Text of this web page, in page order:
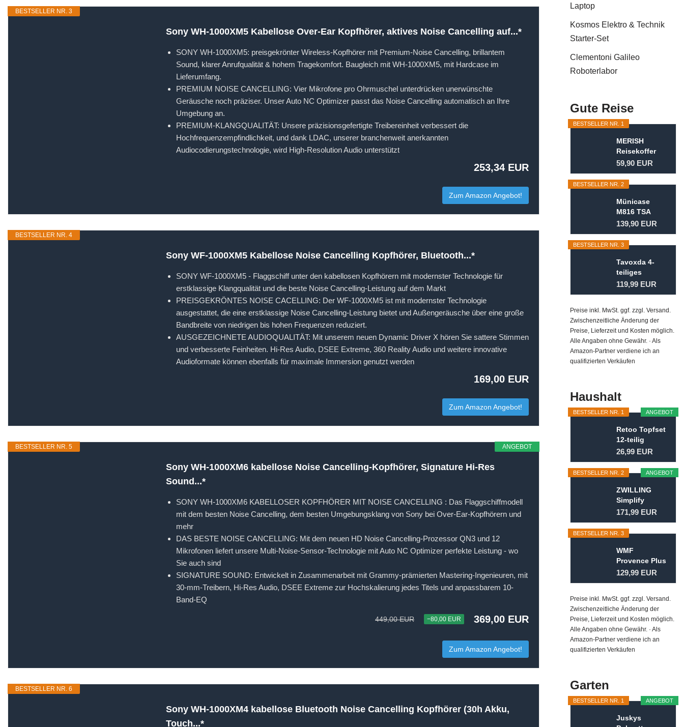
BESTSELLER NR. 3
Sony WH-1000XM5 Kabellose Over-Ear Kopfhörer, aktives Noise Cancelling auf...*
SONY WH-1000XM5: preisgekrönter Wireless-Kopfhörer mit Premium-Noise Cancelling, brillantem
Sound, klarer Anrufqualität & hohem Tragekomfort. Baugleich mit WH-1000XM5, mit Hardcase im
Lieferumfang.
PREMIUM NOISE CANCELLING: Vier Mikrofone pro Ohrmuschel unterdrücken unerwünschte
Geräusche noch präziser. Unser Auto NC Optimizer passt das Noise Cancelling automatisch an Ihre
Umgebung an.
PREMIUM-KLANGQUALITÄT: Unsere präzisionsgefertigte Treibereinheit verbessert die
Hochfrequenzempfindlichkeit, und dank LDAC, unserer branchenweit anerkannten
Audiocodierungstechnologie, wird High-Resolution Audio unterstützt
253,34 EUR
Zum Amazon Angebot!
BESTSELLER NR. 4
Sony WF-1000XM5 Kabellose Noise Cancelling Kopfhörer, Bluetooth...*
SONY WF-1000XM5 - Flaggschiff unter den kabellosen Kopfhörern mit modernster Technologie für
erstklassige Klangqualität und die beste Noise Cancelling-Leistung auf dem Markt
PREISGEKRÖNTES NOISE CACELLING: Der WF-1000XM5 ist mit modernster Technologie
ausgestattet, die eine erstklassige Noise Cancelling-Leistung bietet und Außengeräusche über eine große
Bandbreite von niedrigen bis hohen Frequenzen reduziert.
AUSGEZEICHNETE AUDIOQUALITÄT: Mit unserem neuen Dynamic Driver X hören Sie sattere Stimmen
und verbesserte Feinheiten. Hi-Res Audio, DSEE Extreme, 360 Reality Audio und weitere innovative
Audioformate können ebenfalls für maximale Immersion genutzt werden
169,00 EUR
Zum Amazon Angebot!
ANGEBOT
BESTSELLER NR. 5
Sony WH-1000XM6 kabellose Noise Cancelling-Kopfhörer, Signature Hi-Res
Sound...*
SONY WH-1000XM6 KABELLOSER KOPFHÖRER MIT NOISE CANCELLING : Das Flaggschiffmodell
mit dem besten Noise Cancelling, dem besten Umgebungsklang von Sony bei Over-Ear-Kopfhörern und
mehr
DAS BESTE NOISE CANCELLING: Mit dem neuen HD Noise Cancelling-Prozessor QN3 und 12
Mikrofonen liefert unsere Multi-Noise-Sensor-Technologie mit Auto NC Optimizer perfekte Leistung - wo
Sie auch sind
SIGNATURE SOUND: Entwickelt in Zusammenarbeit mit Grammy-prämierten Mastering-Ingenieuren, mit
30-mm-Treibern, Hi-Res Audio, DSEE Extreme zur Hochskalierung jedes Titels und anpassbarem 10-
Band-EQ
449,00 EUR −80,00 EUR 369,00 EUR
Zum Amazon Angebot!
BESTSELLER NR. 6
Sony WH-1000XM4 kabellose Bluetooth Noise Cancelling Kopfhörer (30h Akku,
Touch...*
Laptop
Kosmos Elektro & Technik
Starter-Set
Clementoni Galileo
Roboterlabor
Gute Reise
BESTSELLER NR. 1
MERISH
Reisekoffer
Koffer
Trolleys...
59,90 EUR
BESTSELLER NR. 2
Münicase
M816 TSA
Kofferset
Trolley...
139,90 EUR
BESTSELLER NR. 3
Tavoxda 4-
teiliges
Kofferset...
119,99 EUR
Preise inkl. MwSt. ggf. zzgl. Versand.
Zwischenzeitliche Änderung der
Preise, Lieferzeit und Kosten möglich.
Alle Angaben ohne Gewähr. · Als
Amazon-Partner verdiene ich an
qualifizierten Verkäufen
Haushalt
ANGEBOT
BESTSELLER NR. 1
Retoo Topfset
12-teilig
Kochtopf Set
26,99 EUR
ANGEBOT
BESTSELLER NR. 2
ZWILLING
Simplify
Kochtopf-Set
171,99 EUR
BESTSELLER NR. 3
WMF
Provence Plus
Topfset 5-
129,99 EUR
Preise inkl. MwSt. ggf. zzgl. Versand.
Zwischenzeitliche Änderung der
Preise, Lieferzeit und Kosten möglich.
Alle Angaben ohne Gewähr. · Als
Amazon-Partner verdiene ich an
qualifizierten Verkäufen
Garten
ANGEBOT
BESTSELLER NR. 1
Juskys